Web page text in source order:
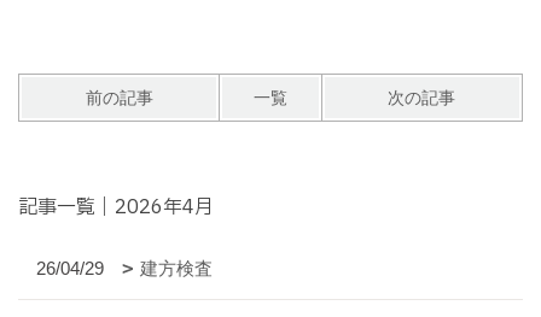
前の記事 一覧 次の記事
記事一覧｜2026年4月
26/04/29 建方検査